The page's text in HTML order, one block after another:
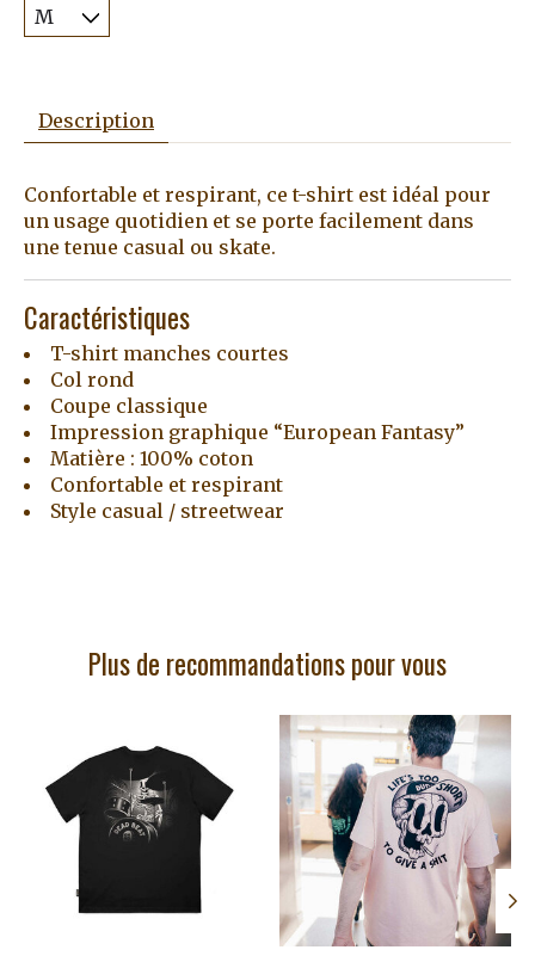
Description
Confortable et respirant, ce t-shirt est idéal pour
un usage quotidien et se porte facilement dans
une tenue casual ou skate.
Caractéristiques
T-shirt manches courtes
Col rond
Coupe classique
Impression graphique “European Fantasy”
Matière : 100% coton
Confortable et respirant
Style casual / streetwear
Plus de recommandations pour vous
Articles du carrousel de produits